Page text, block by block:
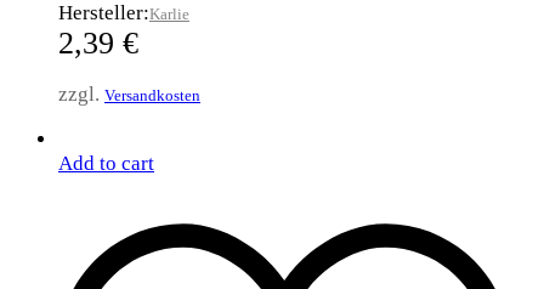
Hersteller:Karlie
2,39 €
zzgl. Versandkosten
Add to cart